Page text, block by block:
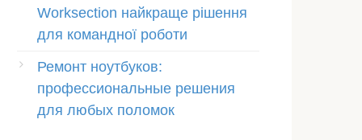
Worksection найкраще рішення
для командної роботи
Ремонт ноутбуков:
профессиональные решения
для любых поломок